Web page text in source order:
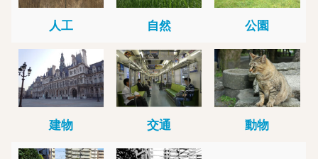
人工 自然 公園
建物 交通 動物